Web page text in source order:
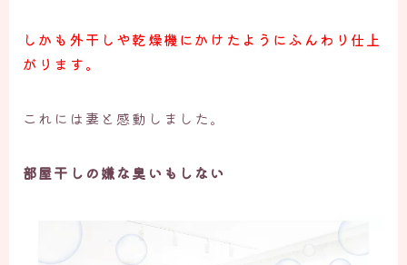
しかも外干しや乾燥機にかけたようにふんわり仕上
がります。
これには妻と感動しました。
部屋干しの嫌な臭いもしない